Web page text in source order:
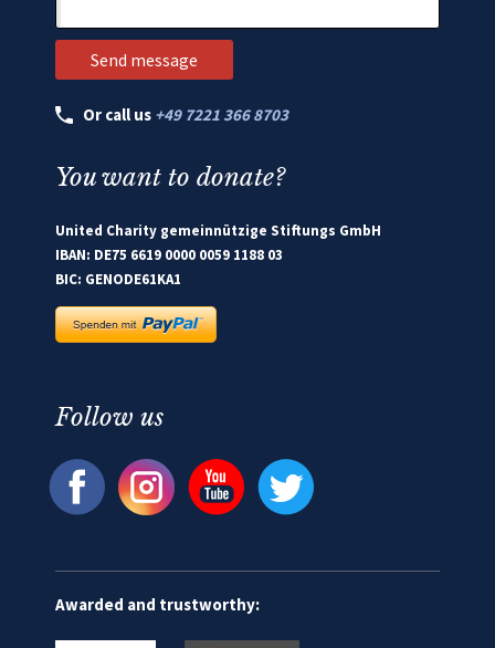
Or call us +49 7221 366 8703
You want to donate?
United Charity gemeinnützige Stiftungs GmbH
IBAN: DE75 6619 0000 0059 1188 03
BIC: GENODE61KA1
Follow us
Awarded and trustworthy: